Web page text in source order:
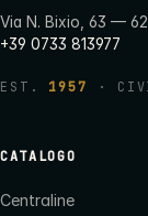
Via N. Bixio, 63 —
+39 0733 813977
EST. 1957 ·
CATALOGO
Centraline